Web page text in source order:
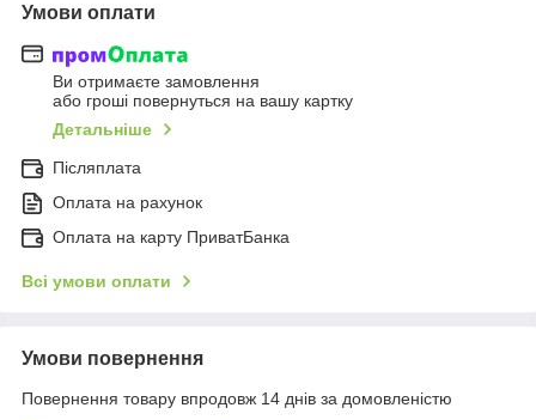
Умови оплати
Ви отримаєте замовлення
або гроші повернуться на вашу картку
Детальніше
Післяплата
Оплата на рахунок
Оплата на карту ПриватБанка
Всі умови оплати
Умови повернення
Повернення товару впродовж 14 днів за домовленістю